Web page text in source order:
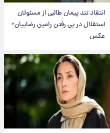
انتقاد تند پیمان طالبی از مسئولان
استقلال در پی رفتن رامین رضاییان+
عکس